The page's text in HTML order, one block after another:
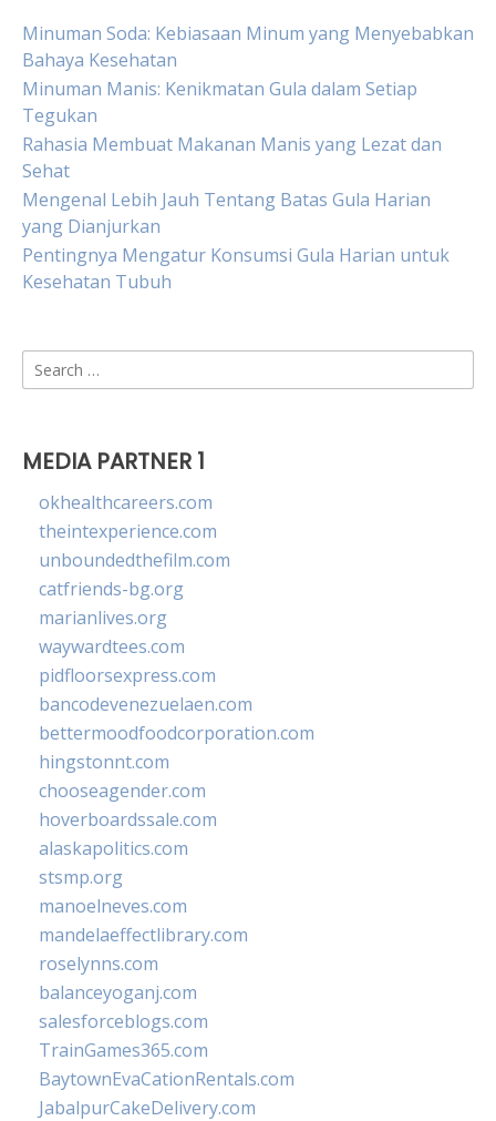
Minuman Soda: Kebiasaan Minum yang Menyebabkan
Bahaya Kesehatan
Minuman Manis: Kenikmatan Gula dalam Setiap
Tegukan
Rahasia Membuat Makanan Manis yang Lezat dan
Sehat
Mengenal Lebih Jauh Tentang Batas Gula Harian
yang Dianjurkan
Pentingnya Mengatur Konsumsi Gula Harian untuk
Kesehatan Tubuh
Search
for:
MEDIA PARTNER 1
okhealthcareers.com
theintexperience.com
unboundedthefilm.com
catfriends-bg.org
marianlives.org
waywardtees.com
pidfloorsexpress.com
bancodevenezuelaen.com
bettermoodfoodcorporation.com
hingstonnt.com
chooseagender.com
hoverboardssale.com
alaskapolitics.com
stsmp.org
manoelneves.com
mandelaeffectlibrary.com
roselynns.com
balanceyoganj.com
salesforceblogs.com
TrainGames365.com
BaytownEvaCationRentals.com
JabalpurCakeDelivery.com